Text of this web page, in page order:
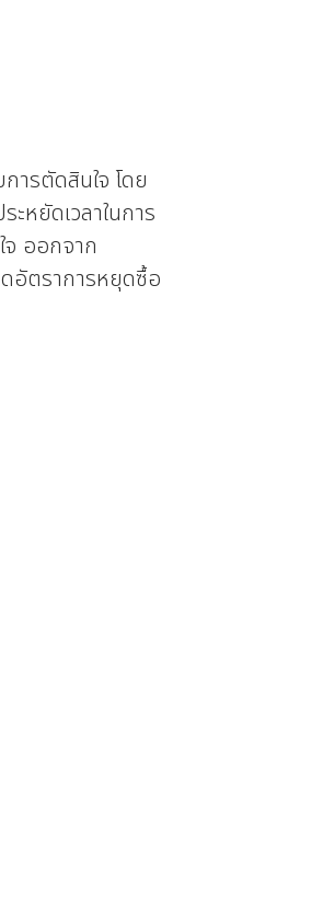
ารตัดสินใจ โดย
หยัดเวลาในการ
จ ออกจาก
ดอัตราการหยุดซื้อ